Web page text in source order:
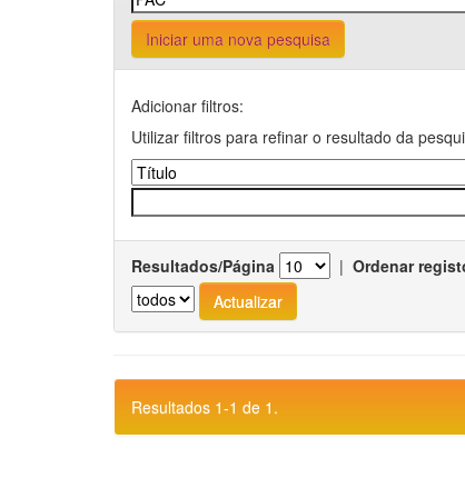
Iniciar uma nova pesquisa
Adicionar filtros:
Utilizar filtros para refinar o resultado da
Resultados/Página | Ordenar
Resultados 1-1 de 1.